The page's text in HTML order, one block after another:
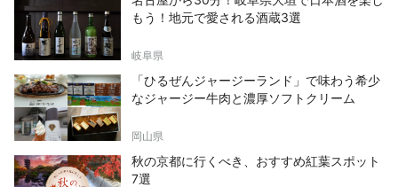
もう！地元で愛される酒蔵3選
岐阜県
「ひるぜんジャージーランド」で味わう希少
なジャージー牛肉と濃厚ソフトクリーム
岡山県
秋の京都に行くべき、おすすめ紅葉スポット
7選